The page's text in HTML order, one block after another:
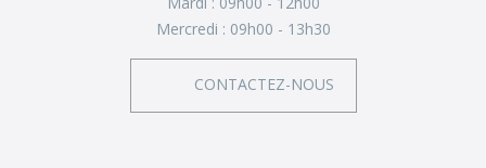
Mercredi : 09h00 - 13h30
CONTACTEZ-NOUS